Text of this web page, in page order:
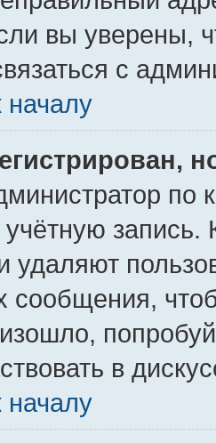
вы уверены,
с
началу
по
запись.
удаляют
сообщения,
в
началу